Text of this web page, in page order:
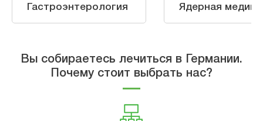
Гастроэнтерология Ядерная
Вы собираетесь лечиться в Германии.
Почему стоит выбрать нас?